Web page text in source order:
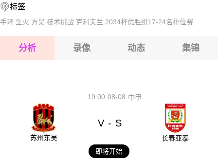
2026-08-16 【芬乙】 穆莎VS努尔米耶尔维NJS
标签
手环 生火 方昊 技术挑战 克利夫兰 2034杯优胜组17-24名排位赛
分析 录像 动态 集锦
08-08
19:00 中甲
苏州东吴
V - S
长春亚泰
即将开始